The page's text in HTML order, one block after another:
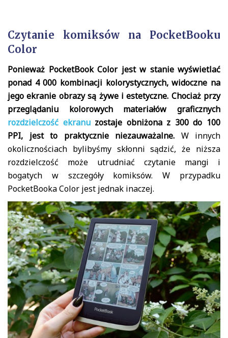
Czytanie komiksów na PocketBooku
Color
Ponieważ PocketBook Color jest w stanie wyświetlać
ponad 4 000 kombinacji kolorystycznych, widoczne na
jego ekranie obrazy są żywe i estetyczne. Chociaż przy
przeglądaniu kolorowych materiałów graficznych
rozdzielczość ekranuzostaje obniżona z 300 do 100
PPI, jest to praktycznie niezauważalne. W innych
okolicznościach bylibyśmy skłonni sądzić, że niższa
rozdzielczość może utrudniać czytanie mangi i
bogatych w szczegóły komiksów. W przypadku
PocketBooka Color jest jednak inaczej.